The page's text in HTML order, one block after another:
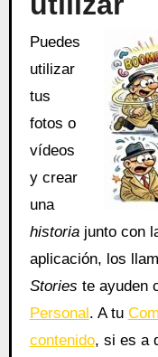
Puedes
utilizar
tus
fotos o
vídeos
y crear
una
historiajunto con
aplicación, los
Stories te ayuden
Personal. A tu
contenido, si es a